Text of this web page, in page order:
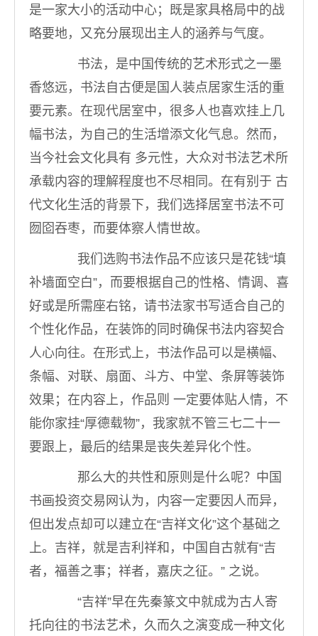
是一家大小的活动中心；既是家具格局中的战
略要地，又充分展现出主人的涵养与气度。
书法，是中国传统的艺术形式之一墨
香悠远，书法自古便是国人装点居家生活的重
要元素。在现代居室中，很多人也喜欢挂上几
幅书法，为自己的生活增添文化气息。然而，
当今社会文化具有 多元性，大众对书法艺术所
承载内容的理解程度也不尽相同。在有别于 古
代文化生活的背景下，我们选择居室书法不可
囫囵吞枣，而要体察人情世故。
我们选购书法作品不应该只是花钱“填
补墙面空白”，而要根据自己的性格、情调、喜
好或是所需座右铭，请书法家书写适合自己的
个性化作品，在装饰的同时确保书法内容契合
人心向往。在形式上，书法作品可以是横幅、
条幅、对联、扇面、斗方、中堂、条屏等装饰
效果；在内容上，作品则 一定要体贴人情，不
能你家挂“厚德载物”，我家就不管三七二十一
要跟上，最后的结果是丧失差异化个性。
那么大的共性和原则是什么呢？中国
书画投资交易网认为，内容一定要因人而异，
但出发点却可以建立在“吉祥文化”这个基础之
上。吉祥，就是吉利祥和，中国自古就有“吉
者，福善之事；祥者，嘉庆之征。” 之说。
“吉祥”早在先秦篆文中就成为古人寄
托向往的书法艺术，久而久之演变成一种文化